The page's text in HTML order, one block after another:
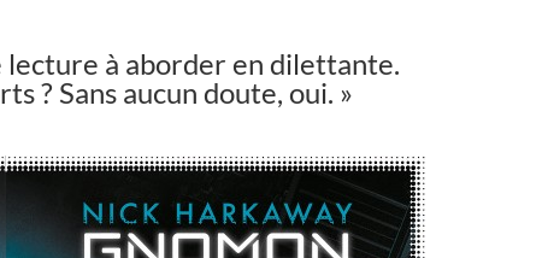
lecture à aborder en dilettante.
? Sans aucun doute, oui. »